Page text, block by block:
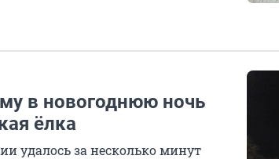
в новогоднюю ночь
ёлка
удалось за несколько минут